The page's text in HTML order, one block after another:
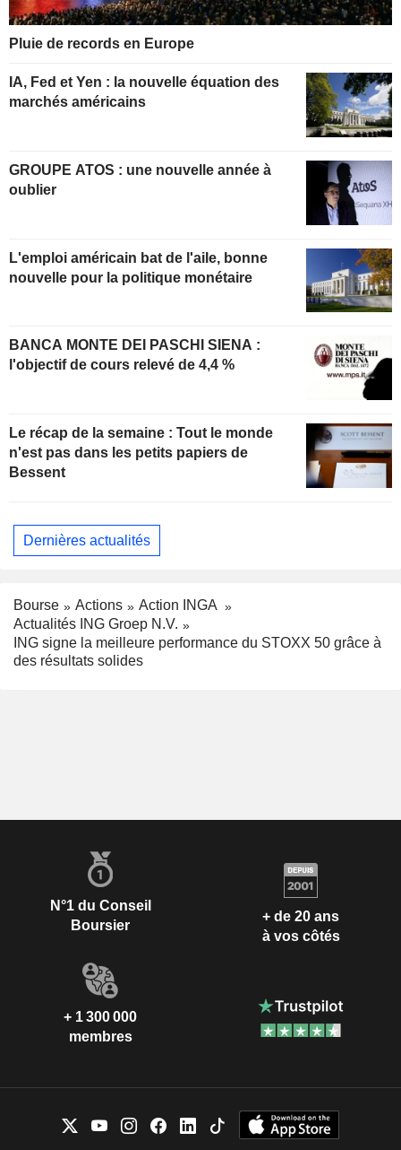
Pluie de records en Europe
IA, Fed et Yen : la nouvelle équation des
marchés américains
GROUPE ATOS : une nouvelle année à
oublier
L'emploi américain bat de l'aile, bonne
nouvelle pour la politique monétaire
BANCA MONTE DEI PASCHI SIENA :
l'objectif de cours relevé de 4,4 %
Le récap de la semaine : Tout le monde
n'est pas dans les petits papiers de
Bessent
Dernières actualités
Bourse Actions
Action INGA
Actualités ING Groep N.V.
ING signe la meilleure performance du STOXX 50 grâce à
des résultats solides
N°1 du Conseil
Boursier
+ de 20 ans
à vos côtés
+ 1 300 000
membres